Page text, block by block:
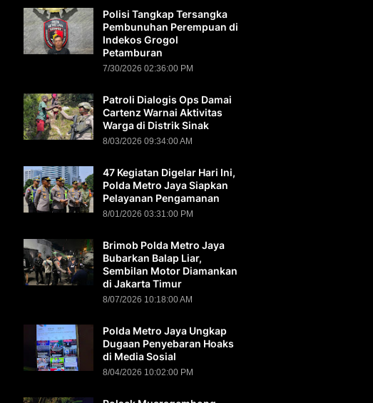
Polisi Tangkap Tersangka
Pembunuhan Perempuan di
Indekos Grogol
Petamburan
7/30/2026 02:36:00 PM
Patroli Dialogis Ops Damai
Cartenz Warnai Aktivitas
Warga di Distrik Sinak
8/03/2026 09:34:00 AM
47 Kegiatan Digelar Hari Ini,
Polda Metro Jaya Siapkan
Pelayanan Pengamanan
8/01/2026 03:31:00 PM
Brimob Polda Metro Jaya
Bubarkan Balap Liar,
Sembilan Motor Diamankan
di Jakarta Timur
8/07/2026 10:18:00 AM
Polda Metro Jaya Ungkap
Dugaan Penyebaran Hoaks
di Media Sosial
8/04/2026 10:02:00 PM